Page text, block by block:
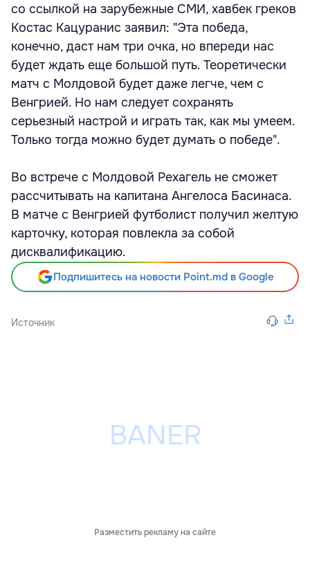
со ссылкой на зарубежные СМИ, хавбек греков
Костас Кацуранис заявил: "Эта победа,
конечно, даст нам три очка, но впереди нас
будет ждать еще большой путь. Теоретически
матч с Молдовой будет даже легче, чем с
Венгрией. Но нам следует сохранять
серьезный настрой и играть так, как мы умеем.
Только тогда можно будет думать о победе".
Во встрече с Молдовой Рехагель не сможет
рассчитывать на капитана Ангелоса Басинаса.
В матче с Венгрией футболист получил желтую
карточку, которая повлекла за собой
дисквалификацию.
Подпишитесь на новости Point.md в Google
Источник
Разместить рекламу на сайте